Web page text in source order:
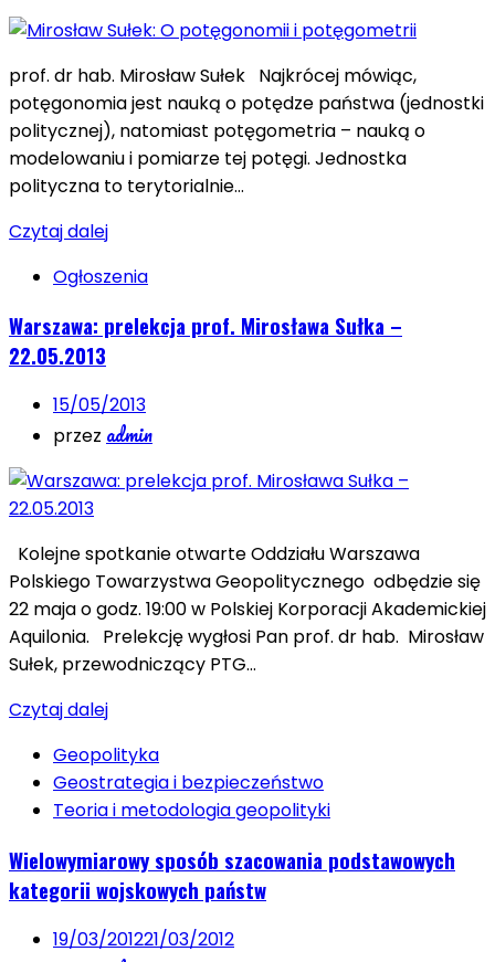
prof. dr hab. Mirosław Sułek Najkrócej mówiąc,
potęgonomia jest nauką o potędze państwa (jednostki
politycznej), natomiast potęgometria – nauką o
modelowaniu i pomiarze tej potęgi. Jednostka
polityczna to terytorialnie…
Czytaj dalej
Ogłoszenia
Warszawa: prelekcja prof. Mirosława Sułka –
22.05.2013
15/05/2013
przez admin
Kolejne spotkanie otwarte Oddziału Warszawa
Polskiego Towarzystwa Geopolitycznego odbędzie się
22 maja o godz. 19:00 w Polskiej Korporacji Akademickiej
Aquilonia. Prelekcję wygłosi Pan prof. dr hab. Mirosław
Sułek, przewodniczący PTG…
Czytaj dalej
Geopolityka
Geostrategia i bezpieczeństwo
Teoria i metodologia geopolityki
Wielowymiarowy sposób szacowania podstawowych
kategorii wojskowych państw
19/03/201221/03/2012